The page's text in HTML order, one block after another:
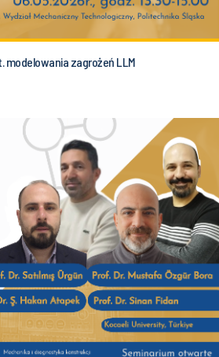
modelowania zagrożeń LLM